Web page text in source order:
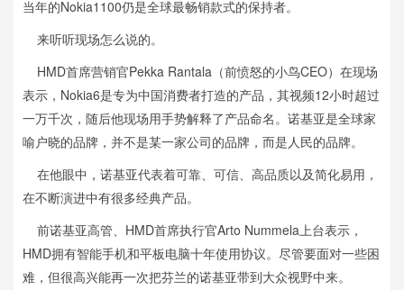
当年的Nokia1100仍是全球最畅销款式的保持者。
来听听现场怎么说的。
HMD首席营销官Pekka Rantala（前愤怒的小鸟CEO）在现场
表示，Nokia6是专为中国消费者打造的产品，其视频12小时超过
一万千次，随后他现场用手势解释了产品命名。诺基亚是全球家
喻户晓的品牌，并不是某一家公司的品牌，而是人民的品牌。
在他眼中，诺基亚代表着可靠、可信、高品质以及简化易用，
在不断演进中有很多经典产品。
前诺基亚高管、HMD首席执行官Arto Nummela上台表示，
HMD拥有智能手机和平板电脑十年使用协议。尽管要面对一些困
难，但很高兴能再一次把芬兰的诺基亚带到大众视野中来。